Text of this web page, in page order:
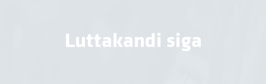
Luttakandi siga